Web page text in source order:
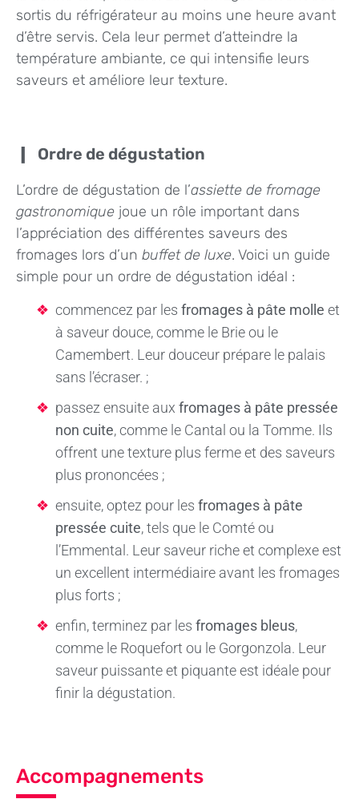
sortis du réfrigérateur au moins une heure avant
d’être servis. Cela leur permet d’atteindre la
température ambiante, ce qui intensifie leurs
saveurs et améliore leur texture.
Ordre de dégustation
L’ordre de dégustation de l’assiette de fromage
gastronomique joue un rôle important dans
l’appréciation des différentes saveurs des
fromages lors d’un buffet de luxe. Voici un guide
simple pour un ordre de dégustation idéal :
commencez par les fromages à pâte molle et
à saveur douce, comme le Brie ou le
Camembert. Leur douceur prépare le palais
sans l’écraser. ;
passez ensuite aux fromages à pâte pressée
non cuite, comme le Cantal ou la Tomme. Ils
offrent une texture plus ferme et des saveurs
plus prononcées ;
ensuite, optez pour les fromages à pâte
pressée cuite, tels que le Comté ou
l’Emmental. Leur saveur riche et complexe est
un excellent intermédiaire avant les fromages
plus forts ;
enfin, terminez par les fromages bleus,
comme le Roquefort ou le Gorgonzola. Leur
saveur puissante et piquante est idéale pour
finir la dégustation.
Accompagnements